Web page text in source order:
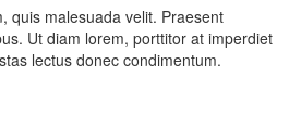
quis malesuada velit. Praesent
Ut diam lorem, porttitor at imperdiet
lectus donec condimentum.